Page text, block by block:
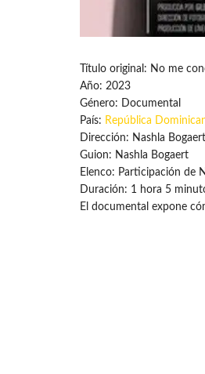
Título original: No me
Año: 2023
Género: Documental
País: República
Dirección: Nashla Bogaert
Guion: Nashla Bogaert
Elenco: Participación de
Duración: 1 hora 5
El documental expone